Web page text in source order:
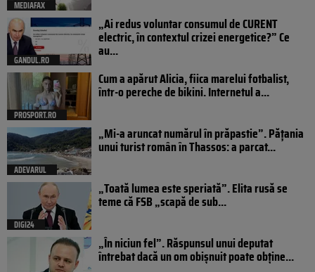
MEDIAFAX
GANDUL.RO
„Ai redus voluntar consumul de CURENT
electric, în contextul crizei energetice?” Ce
au...
PROSPORT.RO
Cum a apărut Alicia, fiica marelui fotbalist,
într-o pereche de bikini. Internetul a...
ADEVARUL
„Mi-a aruncat numărul în prăpastie”. Pățania
unui turist român în Thassos: a parcat...
DIGI24
„Toată lumea este speriată”. Elita rusă se
teme că FSB „scapă de sub...
„În niciun fel”. Răspunsul unui deputat
întrebat dacă un om obișnuit poate obține...